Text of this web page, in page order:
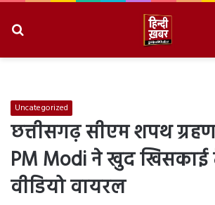
Uncategorized
छत्तीसगढ़ सीएम शपथ
PM Modi ने खुद
वीडियो वायरल